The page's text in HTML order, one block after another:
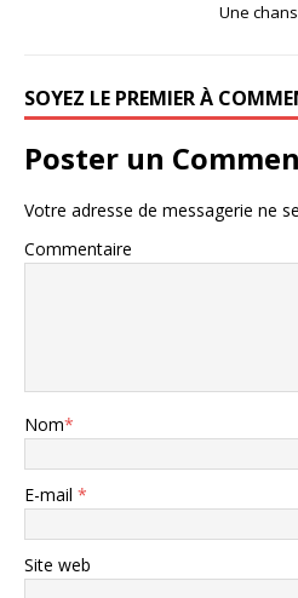
Une
SOYEZ LE PREMIER À
Poster un
Votre adresse de messagerie ne
Commentaire
Nom*
E-mail *
Site web